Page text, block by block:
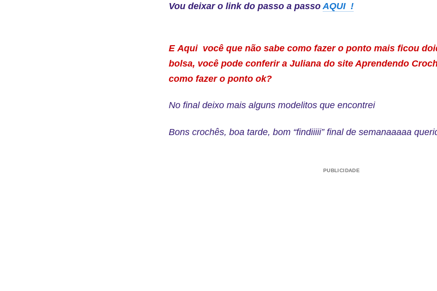
Vou deixar o link do passo a passoAQUI !
E Aqui você que não sabe como fazer o ponto mais ficou
bolsa, você pode conferir a Juliana do site Aprendendo
como fazer o ponto ok?
No final deixo mais alguns modelitos que encontrei
Bons crochês, boa tarde, bom “findiiiii” final de semanaaaaa
PUBLICIDADE